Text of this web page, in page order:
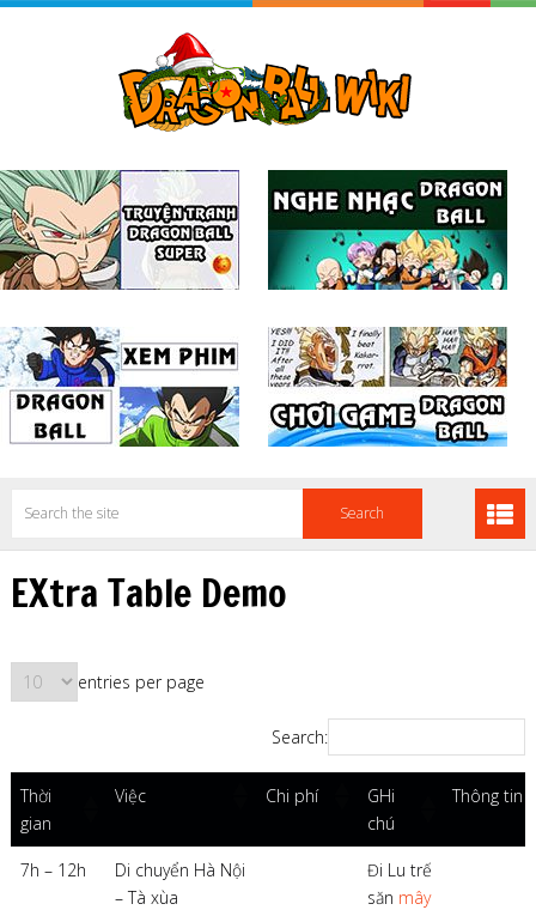
EXtra Table Demo
entries per page
Search:
Thời
gian
Việc Chi phí
GHi
chú
Thông tin
7h – 12h
Di chuyển Hà Nội
– Tà xùa
Đi Lu trế
săn mây